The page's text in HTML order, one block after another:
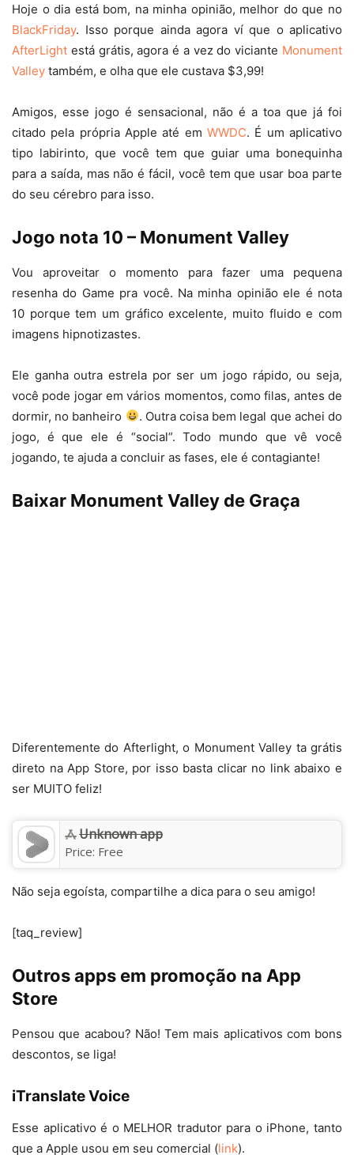
Hoje o dia está bom, na minha opinião, melhor do que no
BlackFriday. Isso porque ainda agora ví que o aplicativo
AfterLight está grátis, agora é a vez do viciante Monument
Valley também, e olha que ele custava $3,99!
Amigos, esse jogo é sensacional, não é a toa que já foi
citado pela própria Apple até em WWDC. É um aplicativo
tipo labirinto, que você tem que guiar uma bonequinha
para a saída, mas não é fácil, você tem que usar boa parte
do seu cérebro para isso.
Jogo nota 10 – Monument Valley
Vou aproveitar o momento para fazer uma pequena
resenha do Game pra você. Na minha opinião ele é nota
10 porque tem um gráfico excelente, muito fluido e com
imagens hipnotizastes.
Ele ganha outra estrela por ser um jogo rápido, ou seja,
você pode jogar em vários momentos, como filas, antes de
dormir, no banheiro
. Outra coisa bem legal que achei do
jogo, é que ele é “social”. Todo mundo que vê você
jogando, te ajuda a concluir as fases, ele é contagiante!
Baixar Monument Valley de Graça
Diferentemente do Afterlight, o Monument Valley ta grátis
direto na App Store, por isso basta clicar no link abaixo e
ser MUITO feliz!
Unknown app
Price: Free
Não seja egoísta, compartilhe a dica para o seu amigo!
[taq_review]
Outros apps em promoção na App
Store
Pensou que acabou? Não! Tem mais aplicativos com bons
descontos, se liga!
iTranslate Voice
Esse aplicativo é o MELHOR tradutor para o iPhone, tanto
que a Apple usou em seu comercial (link).